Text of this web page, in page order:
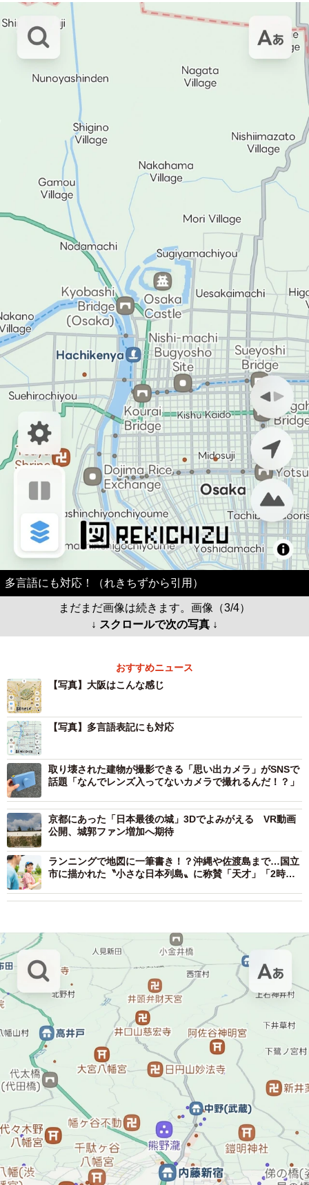
多言語にも対応！（れきちずから引用）
まだまだ画像は続きます。画像（3/4）
↓ スクロールで次の写真 ↓
おすすめニュース
【写真】大阪はこんな感じ
【写真】多言語表記にも対応
取り壊された建物が撮影できる「思い出カメラ」がSNSで
話題「なんでレンズ入ってないカメラで撮れるんだ！？」
京都にあった「日本最後の城」3Dでよみがえる VR動画
公開、城郭ファン増加へ期待
ランニングで地図に一筆書き！？沖縄や佐渡島まで…国立
市に描かれた〝小さな日本列島〟に称賛「天才」「2時間